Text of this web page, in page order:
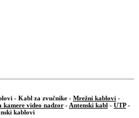
- Kabl za zvučnike - Mrežni kablovi -
kamere video nadzor - Antenski kabl - UTP-
kablovi